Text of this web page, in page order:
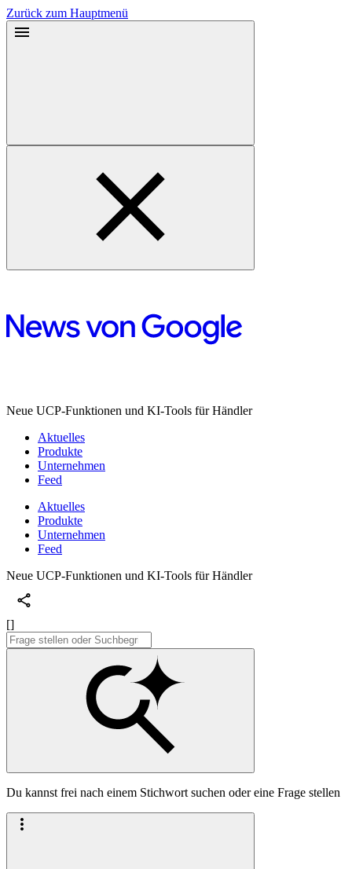
Zurück zum Hauptmenü
Neue UCP-Funktionen und KI-Tools für Händler
Aktuelles
Produkte
Unternehmen
Feed
Aktuelles
Produkte
Unternehmen
Feed
Neue UCP-Funktionen und KI-Tools für Händler
[]
Du kannst frei nach einem Stichwort suchen oder eine Frage stellen